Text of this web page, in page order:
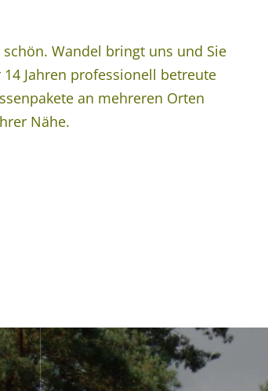
Wandel bringt uns und Sie
Jahren professionell betreute
an mehreren Orten
Nähe.